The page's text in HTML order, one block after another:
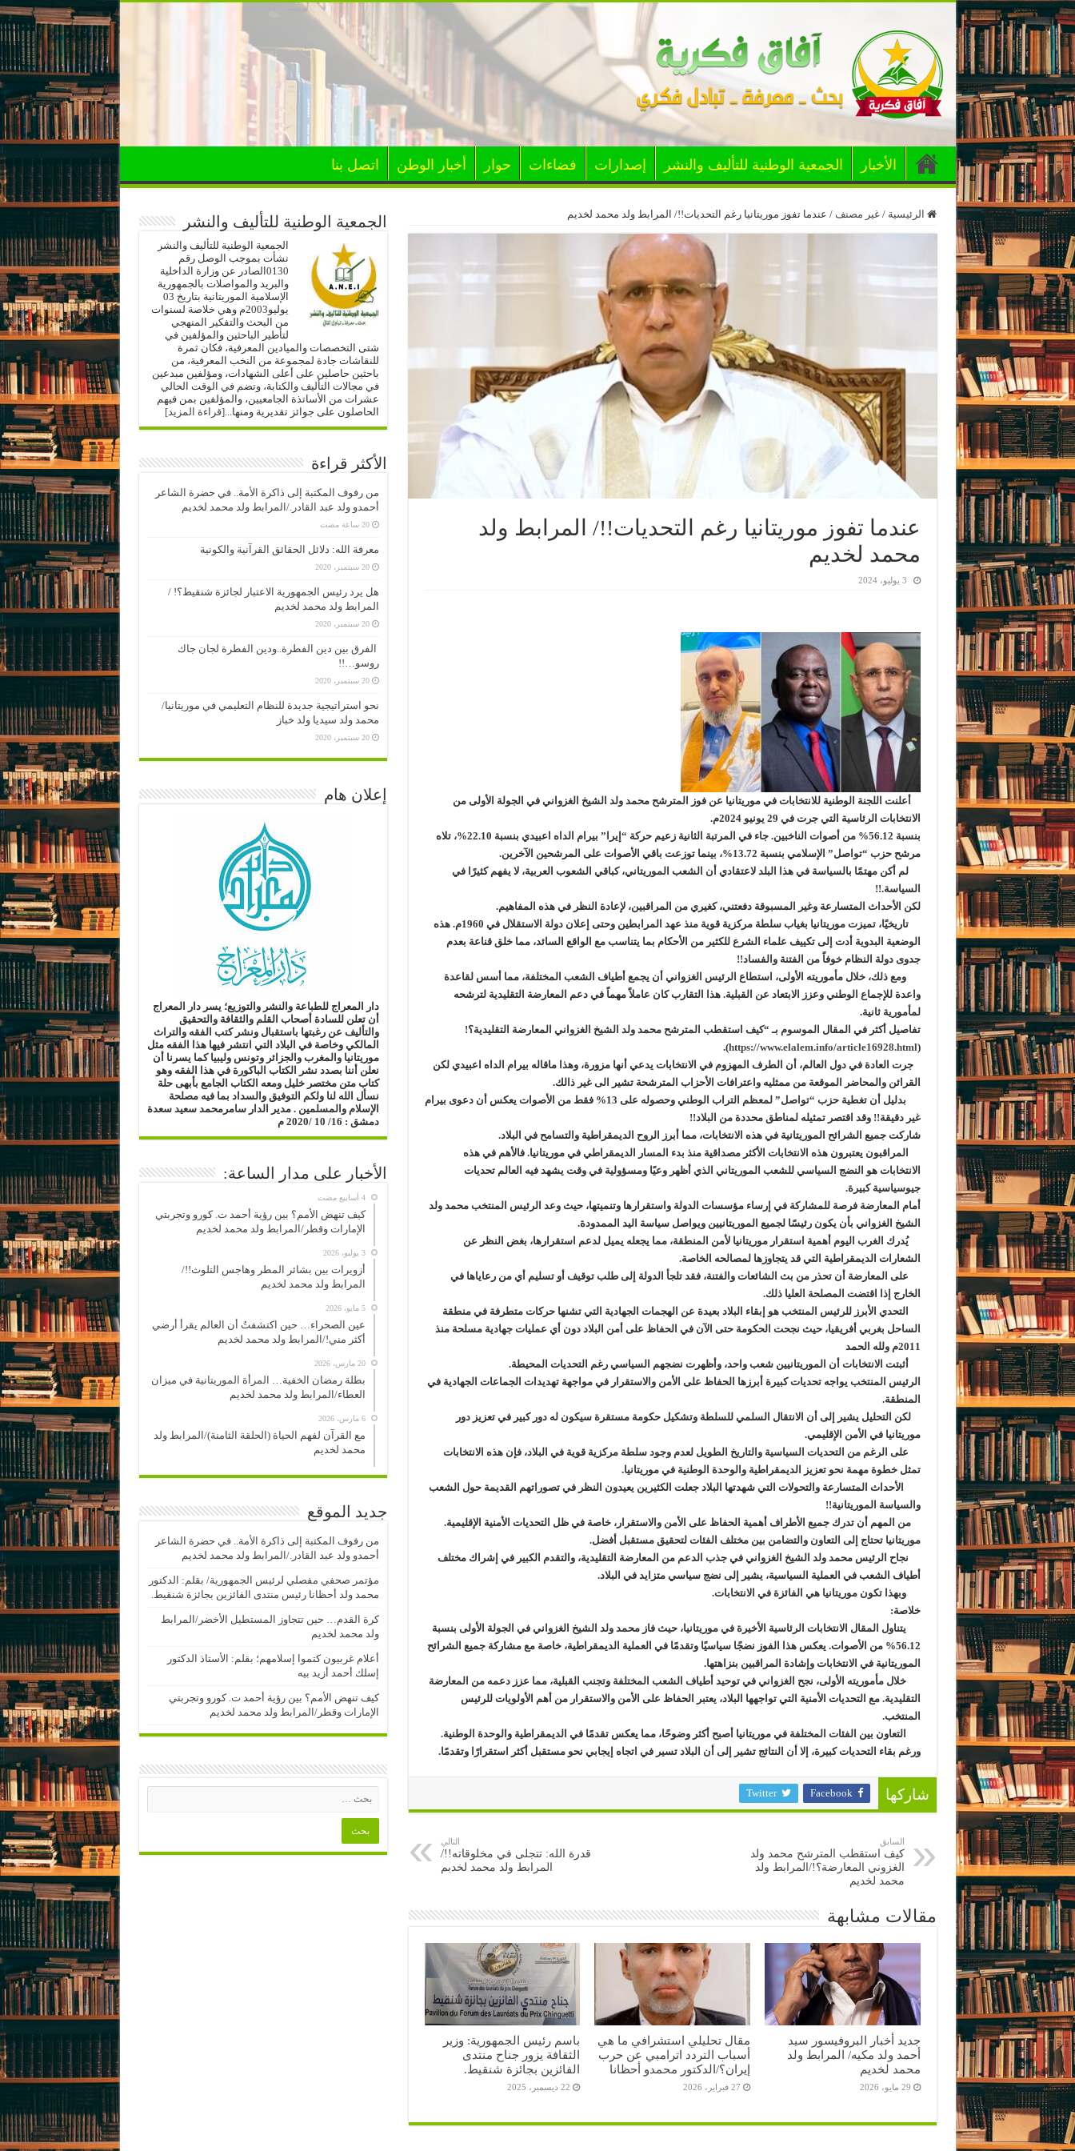
الأخبار الجمعية الوطنية للتأليف والنشر إصدارات فضاءات حوار أخبار الوطن اتصل بنا
الرئيسية / غير مصنف / عندما تفوز موريتانيا رغم التحديات!!/ المرابط ولد محمد لخديم
عندما تفوز موريتانيا رغم التحديات!!/ المرابط ولد
محمد لخديم
3 يوليو، 2024
أعلنت اللجنة الوطنية للانتخابات في موريتانيا عن فوز المترشح محمد ولد الشيخ الغزواني في الجولة الأولى من
الانتخابات الرئاسية التي جرت في 29 يونيو 2024م.
بنسبة 56.12% من أصوات الناخبين. جاء في المرتبة الثانية زعيم حركة “إيرا” بيرام الداه اعبيدي بنسبة 22.10%، تلاه
مرشح حزب “تواصل” الإسلامي بنسبة 13.72%، بينما توزعت باقي الأصوات على المرشحين الآخرين.
لم أكن مهتمًا بالسياسة في هذا البلد لاعتقادي أن الشعب الموريتاني، كباقي الشعوب العربية، لا يفهم كثيرًا في
السياسة.!!
لكن الأحداث المتسارعة وغير المسبوقة دفعتني، كغيري من المراقبين، لإعادة النظر في هذه المفاهيم.
تاريخيًا، تميزت موريتانيا بغياب سلطة مركزية قوية منذ عهد المرابطين وحتى إعلان دولة الاستقلال في 1960م. هذه
الوضعية البدوية أدت إلى تكييف علماء الشرع للكثير من الأحكام بما يتناسب مع الواقع السائد، مما خلق قناعة بعدم
جدوى دولة النظام خوفاً من الفتنة والفساد!!
ومع ذلك، خلال مأموريته الأولى، استطاع الرئيس الغزواني أن يجمع أطياف الشعب المختلفة، مما أسس لقاعدة
واعدة للإجماع الوطني وعزز الابتعاد عن القبلية. هذا التقارب كان عاملاً مهماً في دعم المعارضة التقليدية لترشحه
لمأمورية ثانية.
تفاصيل أكثر في المقال الموسوم بـ “كيف استقطب المترشح محمد ولد الشيخ الغزواني المعارضة التقليدية؟!
(
https://www.elalem.info/article16928.html
).
جرت العادة في دول العالم، أن الطرف المهزوم في الانتخابات يدعي أنها مزورة، وهذا ماقاله بيرام الداه اعبيدي لكن
القرائن والمحاضر الموقعة من ممثليه واعترافات الأحزاب المترشحة تشير الى غير ذالك.
بدليل أن تغطية حزب “تواصل” لمعظم التراب الوطني وحصوله على 13% فقط من الأصوات يعكس أن دعوى بيرام
غير دقيقة!! وقد اقتصر تمثيله لمناطق محددة من البلاد!!
شاركت جميع الشرائح الموريتانية في هذه الانتخابات، مما أبرز الروح الديمقراطية والتسامح في البلاد.
المراقبون يعتبرون هذه الانتخابات الأكثر مصداقية منذ بدء المسار الديمقراطي في موريتانيا. فالأهم في هذه
الانتخابات هو النضج السياسي للشعب الموريتاني الذي أظهر وعيًا ومسؤولية في وقت يشهد فيه العالم تحديات
جيوسياسية كبيرة.
أمام المعارضة فرصة للمشاركة في إرساء مؤسسات الدولة واستقرارها وتنميتها، حيث وعد الرئيس المنتخب محمد ولد
الشيخ الغزواني بأن يكون رئيسًا لجميع الموريتانيين ويواصل سياسة اليد الممدودة.
يُدرك الغرب اليوم أهمية استقرار موريتانيا لأمن المنطقة، مما يجعله يميل لدعم استقرارها، بغض النظر عن
الشعارات الديمقراطية التي قد يتجاوزها لمصالحه الخاصة.
على المعارضة أن تحذر من بث الشائعات والفتنة، فقد تلجأ الدولة إلى طلب توقيف أو تسليم أي من رعاياها في
الخارج إذا اقتضت المصلحة العليا ذلك.
التحدي الأبرز للرئيس المنتخب هو إبقاء البلاد بعيدة عن الهجمات الجهادية التي تشنها حركات متطرفة في منطقة
الساحل بغربي أفريقيا، حيث نجحت الحكومة حتى الآن في الحفاظ على أمن البلاد دون أي عمليات جهادية مسلحة منذ
2011م ولله الحمد
أثبتت الانتخابات أن الموريتانيين شعب واحد، وأظهرت نضجهم السياسي رغم التحديات المحيطة.
الرئيس المنتخب يواجه تحديات كبيرة أبرزها الحفاظ على الأمن والاستقرار في مواجهة تهديدات الجماعات الجهادية في
المنطقة.
لكن التحليل يشير إلى أن الانتقال السلمي للسلطة وتشكيل حكومة مستقرة سيكون له دور كبير في تعزيز دور
موريتانيا في الأمن الإقليمي.
على الرغم من التحديات السياسية والتاريخ الطويل لعدم وجود سلطة مركزية قوية في البلاد، فإن هذه الانتخابات
تمثل خطوة مهمة نحو تعزيز الديمقراطية والوحدة الوطنية في موريتانيا.
الأحداث المتسارعة والتحولات التي شهدتها البلاد جعلت الكثيرين يعيدون النظر في تصوراتهم القديمة حول الشعب
والسياسة الموريتانية!!
من المهم أن تدرك جميع الأطراف أهمية الحفاظ على الأمن والاستقرار، خاصة في ظل التحديات الأمنية الإقليمية.
موريتانيا تحتاج إلى التعاون والتضامن بين مختلف الفئات لتحقيق مستقبل أفضل.
نجاح الرئيس محمد ولد الشيخ الغزواني في جذب الدعم من المعارضة التقليدية، والتقدم الكبير في إشراك مختلف
أطياف الشعب في العملية السياسية، يشير إلى نضج سياسي متزايد في البلاد.
وبهذا تكون موريتانيا هي الفائزة في الانتخابات.
خلاصة:
يتناول المقال الانتخابات الرئاسية الأخيرة في موريتانيا، حيث فاز محمد ولد الشيخ الغزواني في الجولة الأولى بنسبة
56.12% من الأصوات. يعكس هذا الفوز نضجًا سياسيًا وتقدمًا في العملية الديمقراطية، خاصة مع مشاركة جميع الشرائح
الموريتانية في الانتخابات وإشادة المراقبين بنزاهتها.
خلال مأموريته الأولى، نجح الغزواني في توحيد أطياف الشعب المختلفة وتجنب القبلية، مما عزز دعمه من المعارضة
التقليدية. مع التحديات الأمنية التي تواجهها البلاد، يعتبر الحفاظ على الأمن والاستقرار من أهم الأولويات للرئيس
المنتخب.
التعاون بين الفئات المختلفة في موريتانيا أصبح أكثر وضوحًا، مما يعكس تقدمًا في الديمقراطية والوحدة الوطنية.
ورغم بقاء التحديات كبيرة، إلا أن النتائج تشير إلى أن البلاد تسير في اتجاه إيجابي نحو مستقبل أكثر استقرارًا وتقدمًا.
شاركها Facebook
Twitter
السابق
كيف استقطب المترشح محمد ولد
الغزوني المعارضة؟!/المرابط ولد
محمد لخديم
التالي
قدرة الله: تتجلى في مخلوقاته!!/
المرابط ولد محمد لخدبم
مقالات مشابهة
جديد أخبار البروفيسور سيد
أحمد ولد مكيه/ المرابط ولد
محمد لخديم
29 مايو، 2026
مقال تحليلي استشرافي ما هي
أسباب التردد اترامبي عن حرب
إيران؟/الدكتور محمدو أحظانا
27 فبراير، 2026
باسم رئيس الجمهورية: وزير
الثقافة يزور جناح منتدى
الفائزين بجائزة شنقيط.
22 ديسمبر، 2025
الجمعية الوطنية للتأليف والنشر
الجمعية الوطنية للتأليف والنشر
نشأت بموجب الوصل رقم
0130الصادر عن وزارة الداخلية
والبريد والمواصلات بالجمهورية
الإسلامية الموريتانية بتاريخ 03
يوليو2003م وهي خلاصة لسنوات
من البحث والتفكير المنهجي
لتأطير الباحثين والمؤلفين في
شتى التخصصات والميادين المعرفية، فكان ثمرة
للنقاشات جادة لمجموعة من النخب المعرفية، من
باحثين حاصلين على أعلى الشهادات، ومؤلفين مبدعين
في مجالات التأليف والكتابة، وتضم في الوقت الحالي
عشرات من الأساتذة الجامعيين، والمؤلفين بمن فيهم
الحاصلون على جوائز تقديرية ومنها...[قراءة المزيد]
الأكثر قراءة
من رفوف المكتبة إلى ذاكرة الأمة.. في حضرة الشاعر
أحمدو ولد عبد القادر./المرابط ولد محمد لخديم
‏20 ساعة مضت
معرفة الله: دلائل الحقائق القرآنية والكونية
20 سبتمبر، 2020
هل يرد رئيس الجمهورية الاعتبار لجائزة شنقيط؟! /
المرابط ولد محمد لخديم
20 سبتمبر، 2020
الفرق بين دين الفطرة..ودين الفطرة لجان جاك
روسو…!!
20 سبتمبر، 2020
نحو استراتيجية جديدة للنظام التعليمي في موريتانيا/
محمد ولد سيديا ولد خباز
20 سبتمبر، 2020
إعلان هام
دار المعراج للطباعة والنشر والتوزيع؛ يسر دار المعراج
أن تعلن للسادة أصحاب القلم والثقافة والتحقيق
والتأليف عن رغبتها باستقبال ونشر كتب الفقه والتراث
المالكي وخاصة في البلاد التي انتشر فيها هذا الفقه مثل
موريتانيا والمغرب والجزائر وتونس وليبيا كما يسرنا أن
نعلن أننا بصدد نشر الكتاب الباكورة في هذا الفقه وهو
كتاب متن مختصر خليل ومعه الكتاب الجامع بأبهى حلة
نسأل الله لنا ولكم التوفيق والسداد بما فيه مصلحة
الإسلام والمسلمين . مدير الدار سامرمحمد سعيد سعدة
دمشق : 16/ 10 /2020 م
الأخبار على مدار الساعة:
‏4 أسابيع مضت
كيف تنهض الأمم؟ بين رؤية أحمد ت. كورو وتجربتي
الإمارات وقطر/المرابط ولد محمد لخديم
3 يوليو، 2026
أزويرات بين بشائر المطر وهاجس التلوث!!/
المرابط ولد محمد لخديم
5 مايو، 2026
عين الصحراء… حين اكتشفتُ أن العالم يقرأ أرضي
أكثر مني!/المرابط ولد محمد لخديم
20 مارس، 2026
بطلة رمضان الخفية… المرأة الموريتانية في ميزان
العطاء/المرابط ولد محمد لخديم
6 مارس، 2026
مع القرآن لفهم الحياة (الحلقة الثامنة)/المرابط ولد
محمد لخديم
جديد الموقع
من رفوف المكتبة إلى ذاكرة الأمة.. في حضرة الشاعر
أحمدو ولد عبد القادر./المرابط ولد محمد لخديم
مؤتمر صحفي مفصلي لرئيس الجمهورية/ بقلم: الدكتور
محمد ولد أحظانا رئيس منتدى الفائزين بجائزة شنقيط.
كرة القدم… حين تتجاوز المستطيل الأخضر/المرابط
ولد محمد لخديم
أعلام غربيون كتموا إسلامهم؛ بقلم: الأستاذ الدكتور
إسلك أحمد أزيد بيه
كيف تنهض الأمم؟ بين رؤية أحمد ت. كورو وتجربتي
الإمارات وقطر/المرابط ولد محمد لخديم